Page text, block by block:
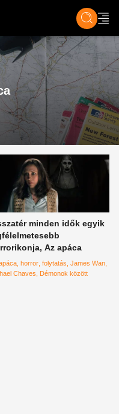
ÉLET TECH &
minden idők egyik
Az apáca
horror folytatás James Wan
Chaves
Démonok között